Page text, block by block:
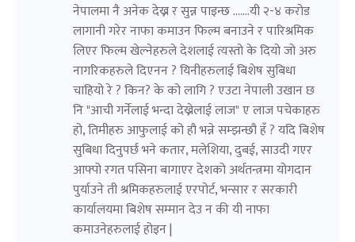
नेपालमा नै अनेक देख्न र सुन्न पाइन्छ .......यी २-४ करोड
लागानी गरेर नाफा कमाउन फिल्म बनाउने र पारिश्रमिक
लिएर फिल्म खेल्नेहरुले देशलाई त्यस्तो के दियो जो अरु
नागरिकहरुले दिएनन ? यिनीहरुलाई बिशेष सुबिधा
चाहियो रे ? किन? के को लागि ? एउटा नेपाली उखान छ
नि "आची गर्नेलाई भन्दा देख्नेलाई लाज" ए लाज पचेकाहरु
हो, तिमीहरु आफुलाई को हौ भन्ने सम्झन्छौ हँ ? यदि बिशेष
सुबिधा दिनुपर्छ भने कतार, मलेशिया, दुबई, साउदी गएर
आफ्पो रगत पसिना बागाएर देशको अर्थतन्त्रमा योगदान
पुर्याउने ती श्रमिकहरुलाई एरपोर्ट, भन्सार र सरकारी
कार्यालयमा बिशेष सम्मान देउ न की यी नाफा
कमाउनेहरुलाई होइन |